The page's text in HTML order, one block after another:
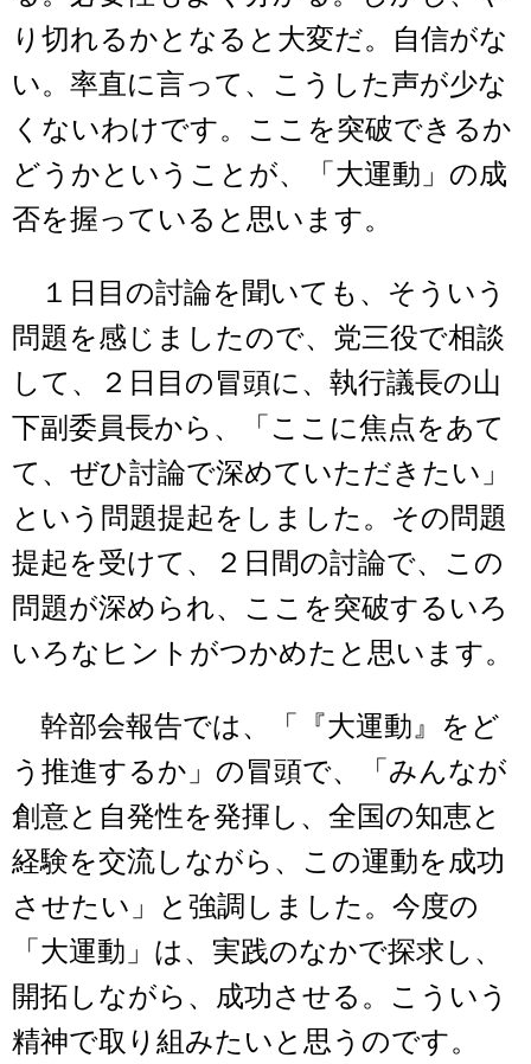
り切れるかとなると大変だ。自信がな
い。率直に言って、こうした声が少な
くないわけです。ここを突破できるか
どうかということが、「大運動」の成
否を握っていると思います。
１日目の討論を聞いても、そういう
問題を感じましたので、党三役で相談
して、２日目の冒頭に、執行議長の山
下副委員長から、「ここに焦点をあて
て、ぜひ討論で深めていただきたい」
という問題提起をしました。その問題
提起を受けて、２日間の討論で、この
問題が深められ、ここを突破するいろ
いろなヒントがつかめたと思います。
幹部会報告では、「『大運動』をど
う推進するか」の冒頭で、「みんなが
創意と自発性を発揮し、全国の知恵と
経験を交流しながら、この運動を成功
させたい」と強調しました。今度の
「大運動」は、実践のなかで探求し、
開拓しながら、成功させる。こういう
精神で取り組みたいと思うのです。